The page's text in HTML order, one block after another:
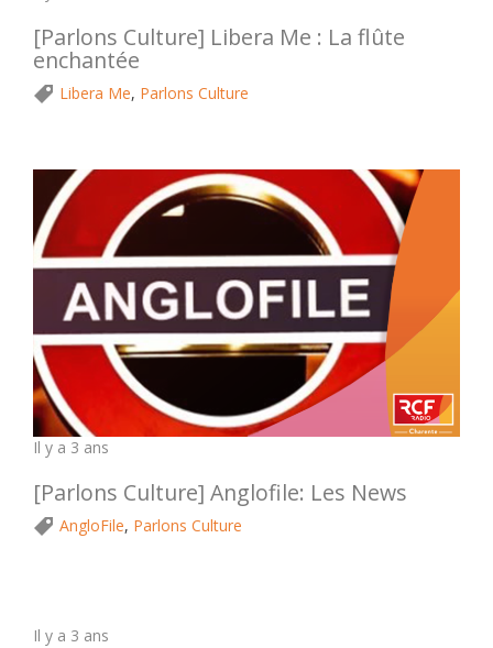
[Parlons Culture] Libera Me : La flûte
enchantée
Libera Me, Parlons Culture
Il y a 3 ans
[Parlons Culture] Anglofile: Les News
AngloFile, Parlons Culture
Il y a 3 ans